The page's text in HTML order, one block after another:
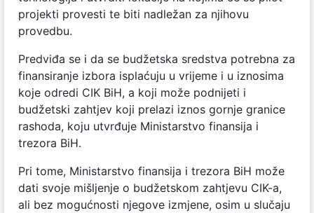
projekti provesti te biti nadležan za njihovu
provedbu.
Predviđa se i da se budžetska sredstva potrebna za
finansiranje izbora isplaćuju u vrijeme i u iznosima
koje odredi CIK BiH, a koji može podnijeti i
budžetski zahtjev koji prelazi iznos gornje granice
rashoda, koju utvrđuje Ministarstvo finansija i
trezora BiH.
Pri tome, Ministarstvo finansija i trezora BiH može
dati svoje mišljenje o budžetskom zahtjevu CIK-a,
ali bez mogućnosti njegove izmjene, osim u slučaju